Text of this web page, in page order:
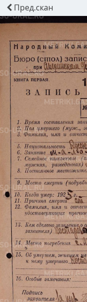
Пред.скан